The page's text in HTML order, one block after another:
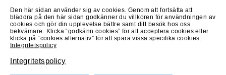
Köp 610 Kr
Progressiva
Bifokala
Låna hem
Den här sidan använder sig av cookies. Genom att fortsätta att
bläddra på den här sidan godkänner du villkoren för användningen av
cookies och gör din upplevelse bättre samt ditt besök hos oss
bekvämare. Klicka “godkänn cookies” för att acceptera cookies eller
klicka på “cookies alternativ” för att spara vissa specifika cookies.
Integritetspolicy
Integritetspolicy